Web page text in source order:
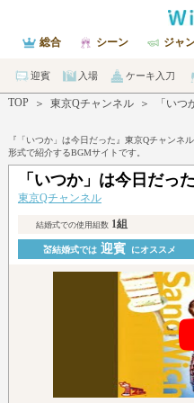
総合 シーン ジャ
迎賓 入場 ケーキ入刀
TOP ＞ 東京Qチャンネル ＞ 「い
『「いつか」は今日だった』東京Qチャン
形式で紹介するBGMサイトです。
「いつか」は今日だった
東京Qチャンネル
結婚式での使用組数1組
💒結婚式では迎賓 にオススメ